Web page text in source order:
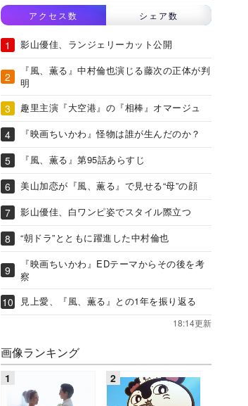
アクセス数 シェア数
影山優佳、ランジェリーカット公開
『風、薫る』中村倫也演じる藤次の正体が判
明
趣里主演『大空港』の『相棒』オマージュ
『映画ちいかわ』怪物は誰が生んだのか？
『風、薫る』第95話あらすじ
美山加恋が『風、薫る』で見せる“母”の顔
影山優佳、白ワンピ姿でスタイル際立つ
“朝ドラ”とともに躍進した中村倫也
『映画ちいかわ』EDテーマからその後を考
察
見上愛、『風、薫る』との1年を振り返る
18:14更新
画像ランキング